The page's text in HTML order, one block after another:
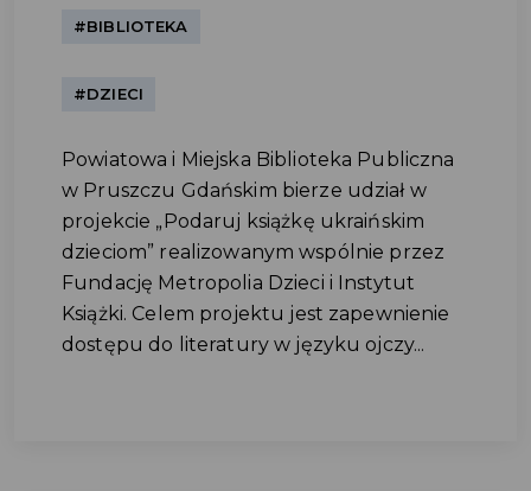
#BIBLIOTEKA
#DZIECI
Powiatowa i Miejska Biblioteka Publiczna
w Pruszczu Gdańskim bierze udział w
projekcie „Podaruj książkę ukraińskim
dzieciom” realizowanym wspólnie przez
Fundację Metropolia Dzieci i Instytut
Książki. Celem projektu jest zapewnienie
dostępu do literatury w języku ojczy...